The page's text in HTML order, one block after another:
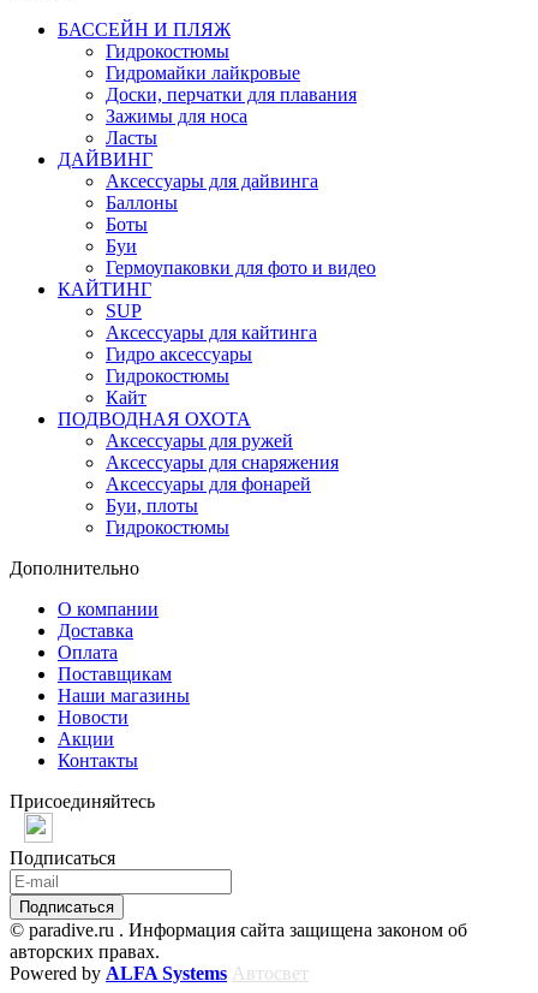
БАССЕЙН И ПЛЯЖ
Гидрокостюмы
Гидромайки лайкровые
Доски, перчатки для плавания
Зажимы для носа
Ласты
ДАЙВИНГ
Аксессуары для дайвинга
Баллоны
Боты
Буи
Гермоупаковки для фото и видео
КАЙТИНГ
SUP
Аксессуары для кайтинга
Гидро аксессуары
Гидрокостюмы
Кайт
ПОДВОДНАЯ ОХОТА
Аксессуары для ружей
Аксессуары для снаряжения
Аксессуары для фонарей
Буи, плоты
Гидрокостюмы
Дополнительно
О компании
Доставка
Оплата
Поставщикам
Наши магазины
Новости
Акции
Контакты
Присоединяйтесь
Подписаться
© paradive.ru . Информация сайта защищена законом об
авторских правах.
Powered by ALFA Systems Автосвет